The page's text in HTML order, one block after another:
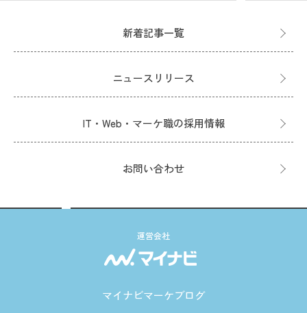
新着記事一覧
ニュースリリース
IT・Web・マーケ職の採用情報
お問い合わせ
運営会社
マイナビマーケブログ